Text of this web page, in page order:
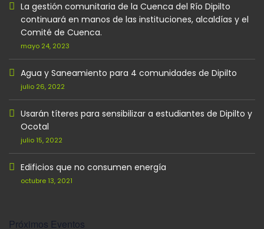
La gestión comunitaria de la Cuenca del Río Dipilto
continuará en manos de las instituciones, alcaldías y el
Comité de Cuenca.
mayo 24, 2023
Agua y Saneamiento para 4 comunidades de Dipilto
julio 26, 2022
Usarán títeres para sensibilizar a estudiantes de Dipilto y
Ocotal
julio 15, 2022
Edificios que no consumen energía
octubre 13, 2021
Próximos Eventos